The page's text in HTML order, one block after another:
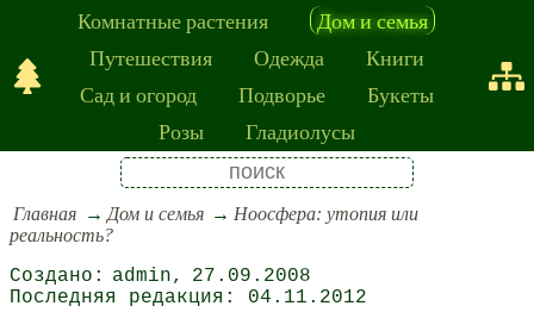
Комнатные растения
Дом и семья
Путешествия
Одежда
Книги
Сад и огород
Подворье
Букеты
Розы
Гладиолусы
Главная Дом и семья
Ноосфера: утопия или
реальность?
admin
27.09.2008
04.11.2012